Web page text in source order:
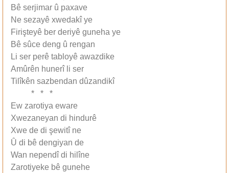
Bê serjimar û paxave
Ne sezayê xwedakî ye
Firişteyê ber deriyê guneha ye
Bê sûce deng û rengan
Li ser perê tabloyê awazdike
Amûrên hunerî li ser
Tilîkên sazbendan dûzandikî
* * *
Ew zarotiya eware
Xwezaneyan di hindurê
Xwe de di şewitî ne
Û di bê dengiyan de
Wan nependî di hilîne
Zarotiyeke bê gunehe